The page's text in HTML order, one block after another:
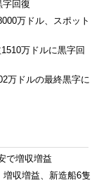
字回復
万ドル、スポット
万ドルに黒字回
万ドルの最終黒字に
で増収増益
収増益、新造船6隻